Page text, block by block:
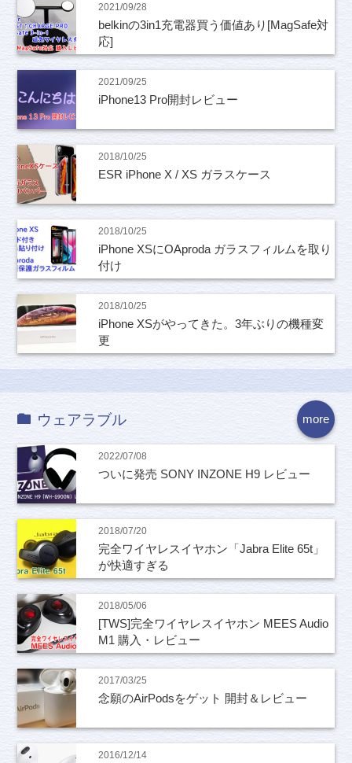
2021/09/28
belkinの3in1充電器買う価値あり[MagSafe対
応]
2021/09/25
iPhone13 Pro開封レビュー
2018/10/25
ESR iPhone X / XS ガラスケース
2018/10/25
iPhone XSにOAproda ガラスフィルムを取り
付け
2018/10/25
iPhone XSがやってきた。3年ぶりの機種変
更
more
ウェアラブル
2022/07/08
ついに発売 SONY INZONE H9 レビュー
2018/07/20
完全ワイヤレスイヤホン「Jabra Elite 65t」
が快適すぎる
2018/05/06
[TWS]完全ワイヤレスイヤホン MEES Audio
M1 購入・レビュー
2017/03/25
念願のAirPodsをゲット 開封＆レビュー
2016/12/14